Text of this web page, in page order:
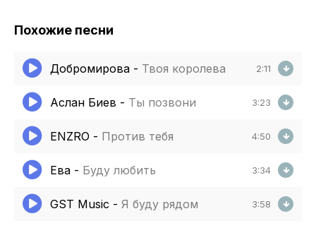
Похожие песни
Добромирова - Твоя королева 2:11
Аслан Биев - Ты позвони 3:23
ENZRO - Против тебя 4:50
Ева - Буду любить 3:34
GST Music - Я буду рядом 3:58